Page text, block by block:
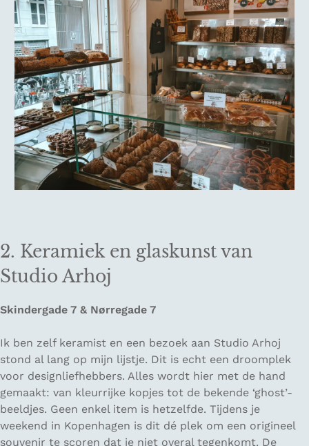
2. Keramiek en glaskunst van
Studio Arhoj
Skindergade 7 & Nørregade 7
Ik ben zelf keramist en een bezoek aan Studio Arhoj
stond al lang op mijn lijstje. Dit is echt een droomplek
voor designliefhebbers. Alles wordt hier met de hand
gemaakt: van kleurrijke kopjes tot de bekende ‘ghost’-
beeldjes. Geen enkel item is hetzelfde. Tijdens je
weekend in Kopenhagen is dit dé plek om een origineel
souvenir te scoren dat je niet overal tegenkomt. De